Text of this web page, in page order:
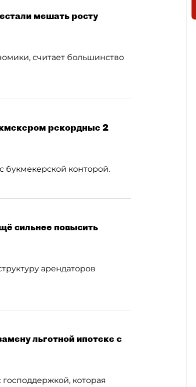
мешать росту
считает большинство
рекордные 2
букмекерской конторой.
сильнее повысить
арендаторов
льготной ипотеке с
которая